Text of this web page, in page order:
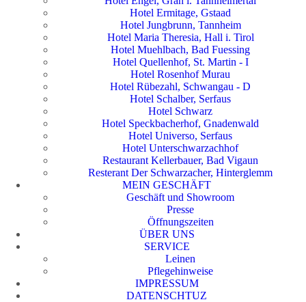
Hotel Ermitage, Gstaad
Hotel Jungbrunn, Tannheim
Hotel Maria Theresia, Hall i. Tirol
Hotel Muehlbach, Bad Fuessing
Hotel Quellenhof, St. Martin - I
Hotel Rosenhof Murau
Hotel Rübezahl, Schwangau - D
Hotel Schalber, Serfaus
Hotel Schwarz
Hotel Speckbacherhof, Gnadenwald
Hotel Universo, Serfaus
Hotel Unterschwarzachhof
Restaurant Kellerbauer, Bad Vigaun
Resterant Der Schwarzacher, Hinterglemm
MEIN GESCHÄFT
Geschäft und Showroom
Presse
Öffnungszeiten
ÜBER UNS
SERVICE
Leinen
Pflegehinweise
IMPRESSUM
DATENSCHTUZ